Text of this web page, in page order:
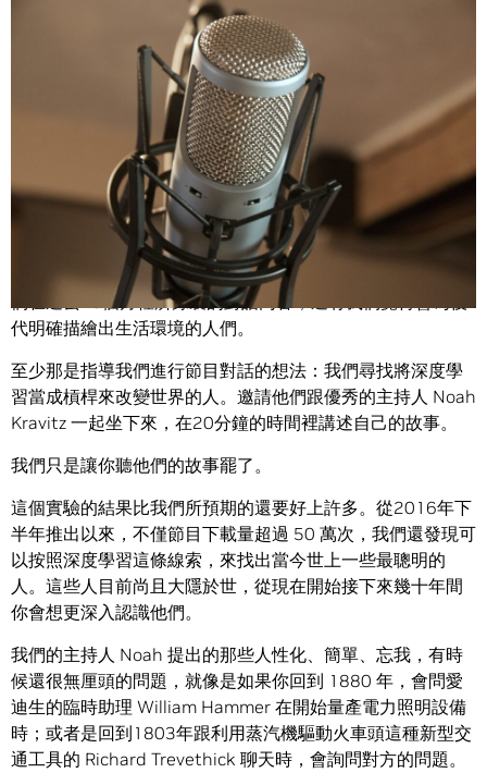
我得坦白說，你們都不是 AI Podcast 節目的真正聽眾，你們
真正的聽眾要 20 或 30 年後才會出現，會是那些想要收聽我
們在過去18個月裡所錄製的對話內容，還有我們覺得會為後
代明確描繪出生活環境的人們。
至少那是指導我們進行節目對話的想法：我們尋找將深度學
習當成槓桿來改變世界的人。邀請他們跟優秀的主持人 Noah
Kravitz 一起坐下來，在20分鐘的時間裡講述自己的故事。
我們只是讓你聽他們的故事罷了。
這個實驗的結果比我們所預期的還要好上許多。從2016年下
半年推出以來，不僅節目下載量超過 50 萬次，我們還發現可
以按照深度學習這條線索，來找出當今世上一些最聰明的
人。這些人目前尚且大隱於世，從現在開始接下來幾十年間
你會想更深入認識他們。
我們的主持人 Noah 提出的那些人性化、簡單、忘我，有時
候還很無厘頭的問題，就像是如果你回到 1880 年，會問愛
迪生的臨時助理 William Hammer 在開始量產電力照明設備
時；或者是回到1803年跟利用蒸汽機驅動火車頭這種新型交
通工具的 Richard Trevethick 聊天時，會詢問對方的問題。